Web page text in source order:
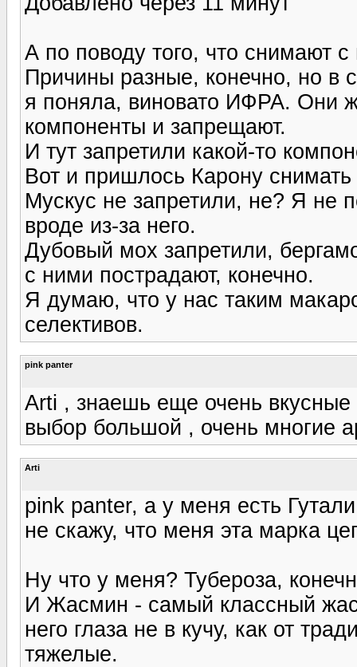
А по поводу того, что снимают с
Причины разные, конечно, но в
я поняла, виновато ИФРА. Они
компоненты и запрещают.
И тут запретили какой-то
Вот и пришлось Карону снимать
Мускус не запретили, не? Я не
вроде из-за него.
Дубовый мох запретили,
с ними пострадают, конечно.
Я думаю, что у нас таким
селективов.
pink panter
Arti , знаешь еще очень вкусные
выбор большой , очень многие
Arti
pink panter, а у меня есть
не скажу, что меня эта марка
Ну что у меня? Тубероза,
И Жасмин - самый классный
него глаза не в кучу, как от
тяжелые.